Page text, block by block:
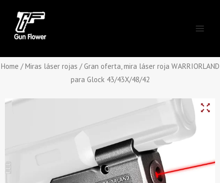
content
Home /Miras láser rojas / Gran oferta, mira láser roja WARRIORLAND
para Glock 43/43X/48/42